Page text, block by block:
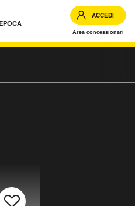
ACCEDI
Area concessionari